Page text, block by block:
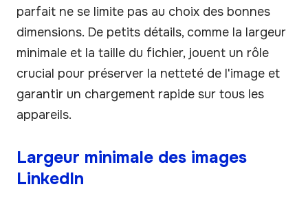
parfait ne se limite pas au choix des bonnes
dimensions. De petits détails, comme la largeur
minimale et la taille du fichier, jouent un rôle
crucial pour préserver la netteté de l'image et
garantir un chargement rapide sur tous les
appareils.
Largeur minimale des images
LinkedIn